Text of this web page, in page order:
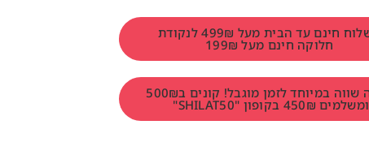
משלוח חינם עד הבית מעל 499₪ לנקודת
חלוקה חינם מעל 199₪
הטבה שווה במיוחד לזמן מוגבל! קונים ב500₪
ומשלמים 450₪ בקופון "SHILAT50"